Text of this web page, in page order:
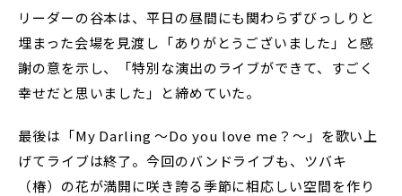
リーダーの谷本は、平日の昼間にも関わらずびっしりと
埋まった会場を見渡し「ありがとうございました」と感
謝の意を示し、「特別な演出のライブができて、すごく
幸せだと思いました」と締めていた。
最後は「My Darling ～Do you love me？～」を歌い上
げてライブは終了。今回のバンドライブも、ツバキ
（椿）の花が満開に咲き誇る季節に相応しい空間を作り